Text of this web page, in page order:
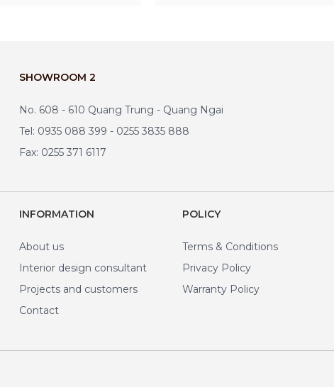
SHOWROOM 2
No. 608 - 610 Quang Trung - Quang Ngai
Tel: 0935 088 399 - 0255 3835 888
Fax: 0255 371 6117
INFORMATION
About us
Interior design consultant
Projects and customers
Contact
POLICY
Terms & Conditions
Privacy Policy
Warranty Policy